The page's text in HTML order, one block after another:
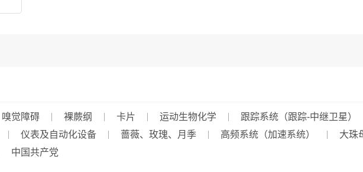
嗅觉障碍 裸蕨纲 卡片 运动生物化学 跟踪系统（跟踪-中继卫星）
仪表及自动化设备 蔷薇、玫瑰、月季 高频系统（加速系统）
大珠
中国共产党